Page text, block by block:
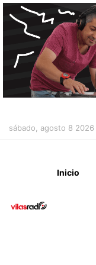
sábado, agosto 8 2026
Inicio